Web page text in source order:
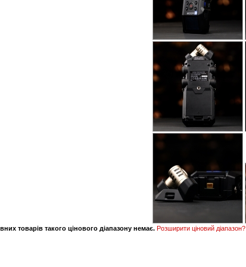
товарів такого цінового діапазону немає. Розширити ціновий діапазон?